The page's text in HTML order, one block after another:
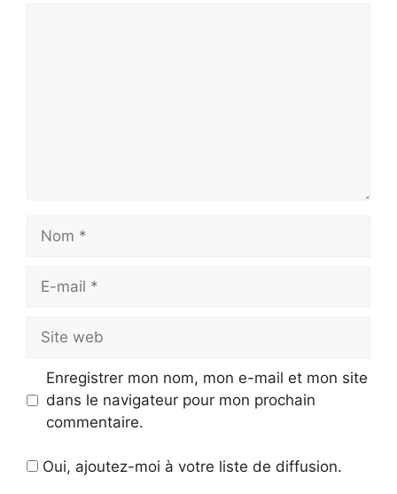
mail
web
Enregistrer mon nom, mon e-mail et mon site
dans le navigateur pour mon prochain
commentaire.
Oui, ajoutez-moi à votre liste de diffusion.